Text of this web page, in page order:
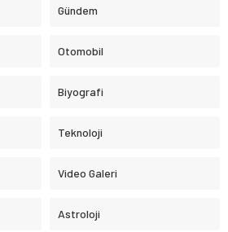
Gündem
Otomobil
Biyografi
Teknoloji
Video Galeri
Astroloji